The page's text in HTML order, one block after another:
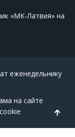
«МК-Латвия» на
еженедельнику
на сайте